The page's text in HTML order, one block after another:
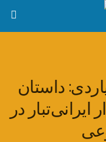
تا ثروت ۳ میلیاردی: داستان
در